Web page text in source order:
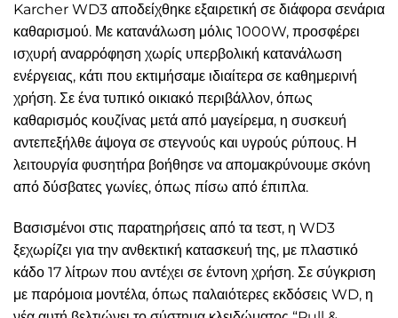
Karcher WD3 αποδείχθηκε εξαιρετική σε διάφορα σενάρια
καθαρισμού. Με κατανάλωση μόλις 1000W, προσφέρει
ισχυρή αναρρόφηση χωρίς υπερβολική κατανάλωση
ενέργειας, κάτι που εκτιμήσαμε ιδιαίτερα σε καθημερινή
χρήση. Σε ένα τυπικό οικιακό περιβάλλον, όπως
καθαρισμός κουζίνας μετά από μαγείρεμα, η συσκευή
αντεπεξήλθε άψογα σε στεγνούς και υγρούς ρύπους. Η
λειτουργία φυσητήρα βοήθησε να απομακρύνουμε σκόνη
από δύσβατες γωνίες, όπως πίσω από έπιπλα.
Βασισμένοι στις παρατηρήσεις από τα τεστ, η WD3
ξεχωρίζει για την ανθεκτική κατασκευή της, με πλαστικό
κάδο 17 λίτρων που αντέχει σε έντονη χρήση. Σε σύγκριση
με παρόμοια μοντέλα, όπως παλαιότερες εκδόσεις WD, η